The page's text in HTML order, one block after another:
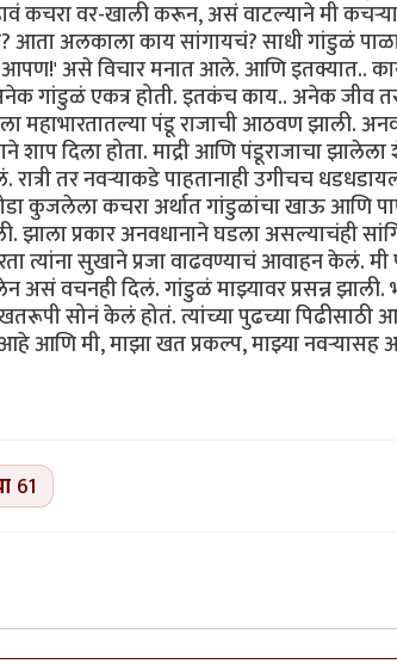
कचरा वर-खाली करून, असं वाटल्याने मी
आता अलकाला काय सांगायचं? साधी गांडुळं
आपण!' असे विचार मनात आले. आणि इतक्यात..
एकत्र होती. इतकंच काय.. अनेक जीव तर
महाभारतातल्या पंडू राजाची आठवण झाली.
शाप दिला होता. माद्री आणि पंडूराजाचा
तर नवऱ्याकडे पाहतानाही उगीचच
कुजलेला कचरा अर्थात गांडुळांचा खाऊ आणि
झाला प्रकार अनवधानाने घडला असल्याचंही
त्यांना सुखाने प्रजा वाढवण्याचं आवाहन केलं. मी
असं वचनही दिलं. गांडुळं माझ्यावर प्रसन्न झाली.
सोनं केलं होतं. त्यांच्या पुढच्या पिढीसाठी
आणि मी, माझा खत प्रकल्प, माझ्या
61